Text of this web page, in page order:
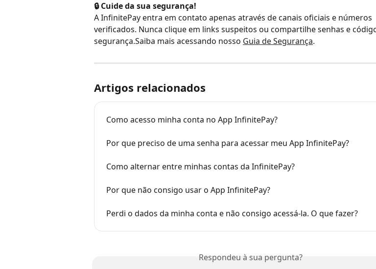
🔒 Cuide da sua segurança!
A InfinitePay entra em contato apenas através de canais oficiais e números
verificados. Nunca clique em links suspeitos ou compartilhe senhas e
segurança.Saiba mais acessando nosso Guia de Segurança.
Artigos relacionados
Como acesso minha conta no App InfinitePay?
Por que preciso de uma senha para acessar meu App InfinitePay?
Como alternar entre minhas contas da InfinitePay?
Por que não consigo usar o App InfinitePay?
Perdi o dados da minha conta e não consigo acessá-la. O que fazer?
Respondeu à sua pergunta?